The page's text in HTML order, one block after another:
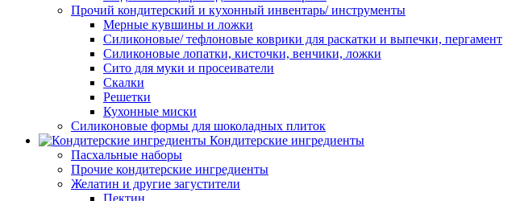
Прочий кондитерский и кухонный инвентарь/ инструменты
Мерные кувшины и ложки
Силиконовые/ тефлоновые коврики для раскатки и выпечки, пергамент
Силиконовые лопатки, кисточки, венчики, ложки
Сито для муки и просеиватели
Скалки
Решетки
Кухонные миски
Силиконовые формы для шоколадных плиток
Кондитерские ингредиенты
Пасхальные наборы
Прочие кондитерские ингредиенты
Желатин и другие загустители
Пектин